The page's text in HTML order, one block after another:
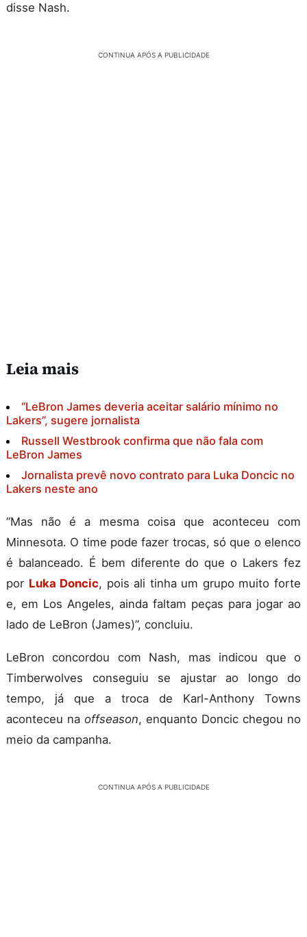
disse Nash.
CONTINUA APÓS A PUBLICIDADE
Leia mais
“LeBron James deveria aceitar salário mínimo no
Lakers”, sugere jornalista
Russell Westbrook confirma que não fala com
LeBron James
Jornalista prevê novo contrato para Luka Doncic no
Lakers neste ano
“Mas não é a mesma coisa que aconteceu com
Minnesota. O time pode fazer trocas, só que o elenco
é balanceado. É bem diferente do que o Lakers fez
por Luka Doncic, pois ali tinha um grupo muito forte
e, em Los Angeles, ainda faltam peças para jogar ao
lado de LeBron (James)”, concluiu.
LeBron concordou com Nash, mas indicou que o
Timberwolves conseguiu se ajustar ao longo do
tempo, já que a troca de Karl-Anthony Towns
aconteceu na offseason, enquanto Doncic chegou no
meio da campanha.
CONTINUA APÓS A PUBLICIDADE